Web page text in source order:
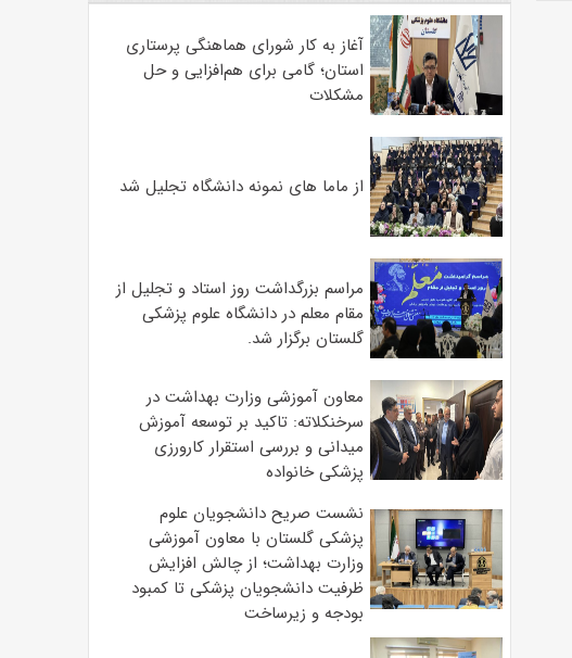
آغاز به کار شورای هماهنگی پرستاری
استان؛ گامی برای هم‌افزایی و حل
مشکلات
از ماما های نمونه دانشگاه تجلیل شد
مراسم بزرگداشت روز استاد و تجلیل از
مقام معلم در دانشگاه علوم پزشکی
گلستان برگزار شد.‌
معاون آموزشی وزارت بهداشت در
سرخنکلاته: تاکید بر توسعه آموزش
میدانی و بررسی استقرار کارورزی
پزشکی ‌خانواده
نشست صریح دانشجویان علوم
پزشکی گلستان با معاون آموزشی
وزارت بهداشت؛ از چالش افزایش
ظرفیت دانشجویان ‌پزشکی تا کمبود
بودجه و زیرساخت